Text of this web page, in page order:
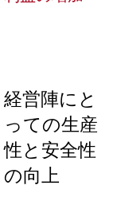
経営陣にと
っての生産
性と安全性
の向上